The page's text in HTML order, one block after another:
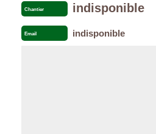
Chantier indisponible
Email indisponible